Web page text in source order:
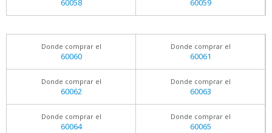
60058 60059
Donde comprar el
60060
Donde comprar el
60061
Donde comprar el
60062
Donde comprar el
60063
Donde comprar el
60064
Donde comprar el
60065